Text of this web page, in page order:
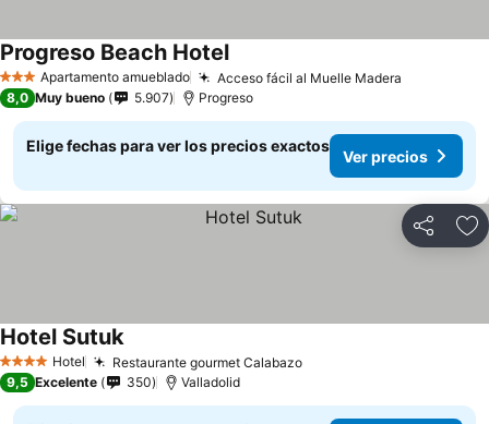
3 EstrellasApartamento amueblado Acceso fácil al Muelle Madera
Progreso Beach Hotel
8,0 Muy bueno 5.907 Progreso
Elige fechas para ver los precios exactos
Ver precios
Compartir
4 EstrellasHotel Restaurante gourmet Calabazo
Hotel Sutuk
9,5 Excelente 350 Valladolid